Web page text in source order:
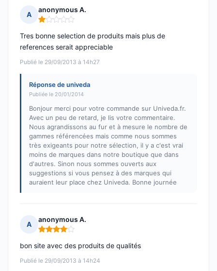
A
anonymous A.
Note : 1 sur 5
Publié le 29/09/2013 à 14h27
Tres bonne selection de produits mais plus de
references serait appreciable
Réponse de univeda
Publiée le 20/01/2014
Bonjour merci pour votre commande sur Univeda.fr.
Avec un peu de retard, je lis votre commentaire.
Nous agrandissons au fur et à mesure le nombre de
gammes référencées mais comme nous sommes
très exigeants pour notre sélection, il y a c'est vrai
moins de marques dans notre boutique que dans
d'autres. Sinon nous sommes ouverts aux
suggestions si vous pensez à des marques qui
auraient leur place chez Univeda. Bonne journée
A
anonymous A.
Note : 4 sur 5
Publié le 29/09/2013 à 14h24
bon site avec des produits de qualités